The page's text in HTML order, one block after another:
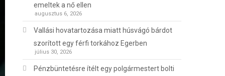
emeltek a nő ellen
augusztus 6, 2026
Vallási hovatartozása miatt húsvágó bárdot
szorított egy férfi torkához Egerben
július 30, 2026
Pénzbüntetésre ítélt egy polgármestert bolti